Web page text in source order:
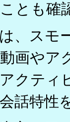
とも確
、スモ
画やア
クティ
話特性